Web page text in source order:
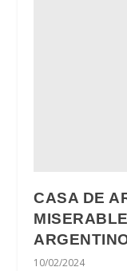
CASA DE
10/02/2024